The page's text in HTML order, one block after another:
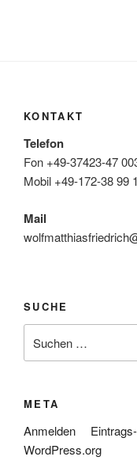
KONTAKT
Telefon
Fon +49-37423-47
Mobil +49-172-38 99
Mail
SUCHE
nach:
META
Anmelden
WordPress.org